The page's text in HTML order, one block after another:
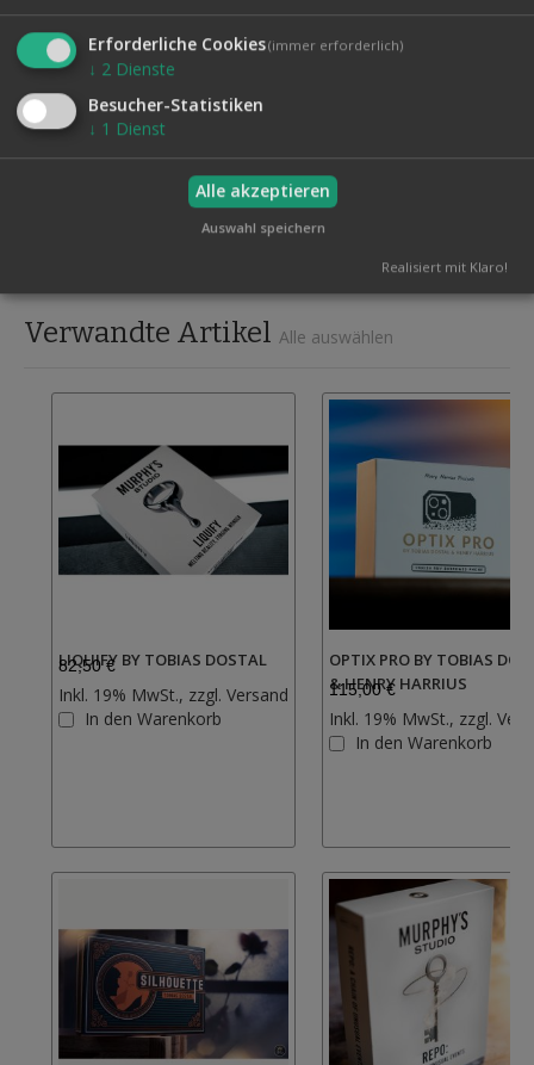
• 1 erscheinender Lollipop
• 1 Gummiente (fragen Sie nicht... Sie müssen sie sehen)
Zusätzlich erhalten Sie ein 90-minütiges Videotutorial,
welches Sie auch ohne große Englischkenntnisse
verstehen werden, sobald Sie die Bilder sehen.
Verwandte Artikel Alle auswählen
LIQUIFY BY TOBIAS DOSTAL
82,50 €
Inkl. 19% MwSt., zzgl. Versand
In den Warenkorb
Wunschliste
OPTIX PRO BY TOBIAS
& HENRY HARRIUS
115,00 €
Inkl. 19% MwSt., zzgl.
In den Warenkorb
Erforderliche Cookies(immer erforderlich)
↓ 2 Dienste
Besucher-Statistiken
↓ 1 Dienst
Alle akzeptieren
Auswahl speichern
Realisiert mit Klaro!